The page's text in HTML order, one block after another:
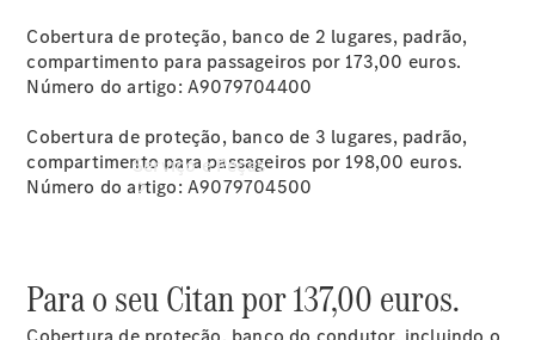
Serviço e Peças
Cobertura de proteção, banco de 2 lugares, padrão,
compartimento para passageiros por 173,00 euros.
Número do artigo: A9079704400
Cobertura de proteção, banco de 3 lugares, padrão,
compartimento para passageiros por 198,00 euros.
Número do artigo: A9079704500
Para o seu Citan por 137,00 euros.